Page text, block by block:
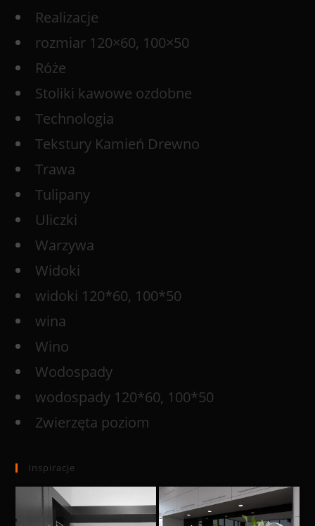
Realizacje
rozmiar 120×60, 100×50
Róże
Stoliki kawowe ozdobne
Technologia
Tekstury Kamień Drewno
Trawa
Tulipany
Uliczki
Warzywa
Widoki
widoki 120*60, 100*50
wina
Wino
Wodospady
wodospady 120*60, 100*50
Zwierzęta poziom
Inspiracje